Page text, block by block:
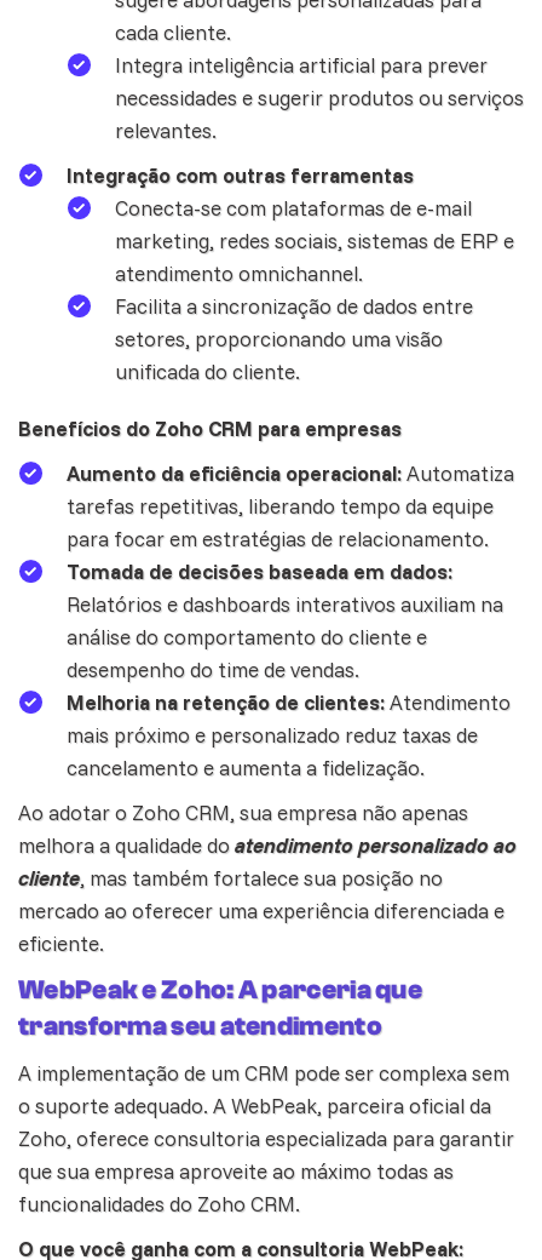
cada cliente.
Integra inteligência artificial para prever
necessidades e sugerir produtos ou serviços
relevantes.
Integração com outras ferramentas
Conecta-se com plataformas de e-mail
marketing, redes sociais, sistemas de ERP e
atendimento omnichannel.
Facilita a sincronização de dados entre
setores, proporcionando uma visão
unificada do cliente.
Benefícios do Zoho CRM para empresas
Aumento da eficiência operacional:Automatiza
tarefas repetitivas, liberando tempo da equipe
para focar em estratégias de relacionamento.
Tomada de decisões baseada em dados:
Relatórios e dashboards interativos auxiliam na
análise do comportamento do cliente e
desempenho do time devendas.
Melhoria na retenção de clientes:Atendimento
mais próximo e personalizado reduz taxas de
cancelamento e aumenta a fidelização.
Ao adotar o Zoho CRM, sua empresa não apenas
melhora a qualidade doatendimento personalizado ao
cliente, mas também fortalece sua posição no
mercado ao oferecer uma experiência diferenciada e
eficiente.
WebPeak e Zoho: A parceria que
transforma seu atendimento
A implementação de um CRM pode ser complexa sem
o suporte adequado. A WebPeak, parceira oficial da
Zoho, oferece consultoria especializada para garantir
que sua empresa aproveite ao máximo todas as
funcionalidades do Zoho CRM.
O que você ganha com a consultoria WebPeak: